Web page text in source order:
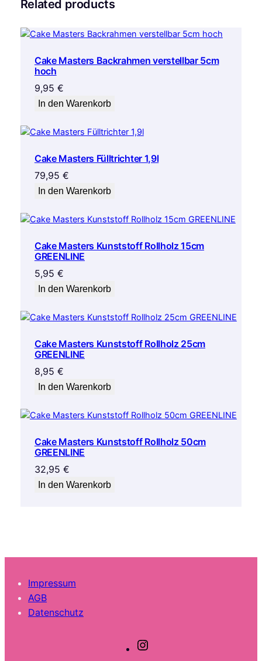
ü
k
Related products
Cake Masters Backrahmen verstellbar 5cm
hoch
9,95 €
In den Warenkorb
Cake Masters Fülltrichter 1,9l
79,95 €
In den Warenkorb
Cake Masters Kunststoff Rollholz 15cm
GREENLINE
5,95 €
In den Warenkorb
Cake Masters Kunststoff Rollholz 25cm
GREENLINE
8,95 €
In den Warenkorb
Cake Masters Kunststoff Rollholz 50cm
GREENLINE
32,95 €
In den Warenkorb
Impressum
AGB
Datenschutz